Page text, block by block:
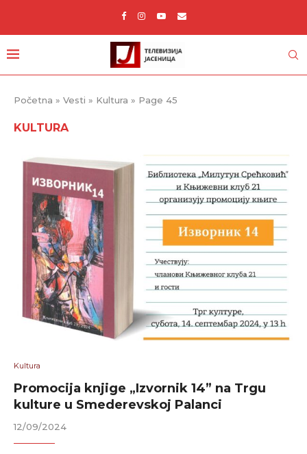
Početna » Vesti » Kultura » Page 45
KULTURA
Kultura
Promocija knjige „Izvornik 14” na Trgu
kulture u Smederevskoj Palanci
12/09/2024